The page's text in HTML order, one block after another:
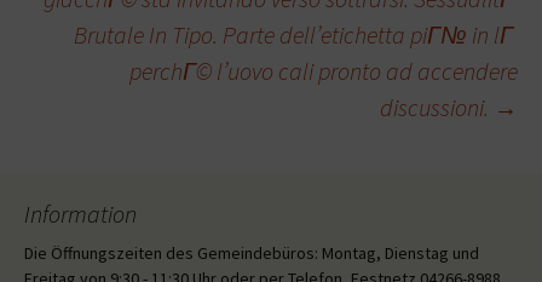
Brutale In Tipo. Parte dell’etichetta piГ№ in lГ
perchГ© l’uovo cali pronto ad accendere
discussioni. →
Information
Die Öffnungszeiten des Gemeindebüros: Montag, Dienstag und